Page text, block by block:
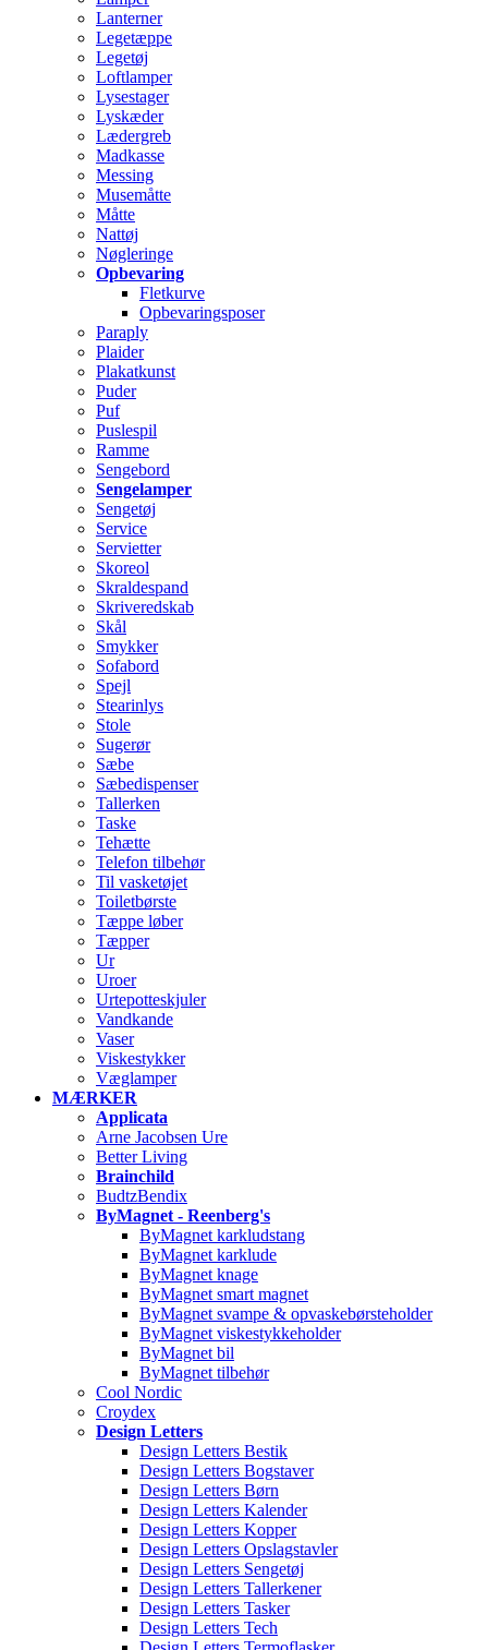
Lanterner
Legetæppe
Legetøj
Loftlamper
Lysestager
Lyskæder
Lædergreb
Madkasse
Messing
Musemåtte
Måtte
Nattøj
Nøgleringe
Opbevaring
Fletkurve
Opbevaringsposer
Paraply
Plaider
Plakatkunst
Puder
Puf
Puslespil
Ramme
Sengebord
Sengelamper
Sengetøj
Service
Servietter
Skoreol
Skraldespand
Skriveredskab
Skål
Smykker
Sofabord
Spejl
Stearinlys
Stole
Sugerør
Sæbe
Sæbedispenser
Tallerken
Taske
Tehætte
Telefon tilbehør
Til vasketøjet
Toiletbørste
Tæppe løber
Tæpper
Ur
Uroer
Urtepotteskjuler
Vandkande
Vaser
Viskestykker
Væglamper
MÆRKER
Applicata
Arne Jacobsen Ure
Better Living
Brainchild
BudtzBendix
ByMagnet - Reenberg's
ByMagnet karkludstang
ByMagnet karklude
ByMagnet knage
ByMagnet smart magnet
ByMagnet svampe & opvaskebørsteholder
ByMagnet viskestykkeholder
ByMagnet bil
ByMagnet tilbehør
Cool Nordic
Croydex
Design Letters
Design Letters Bestik
Design Letters Bogstaver
Design Letters Børn
Design Letters Kalender
Design Letters Kopper
Design Letters Opslagstavler
Design Letters Sengetøj
Design Letters Tallerkener
Design Letters Tasker
Design Letters Tech